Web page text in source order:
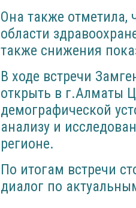
Она также отметила,
области
также снижения
В ходе встречи
открыть в г.Алматы
демографической
анализу и
регионе.
По итогам встречи
диалог по